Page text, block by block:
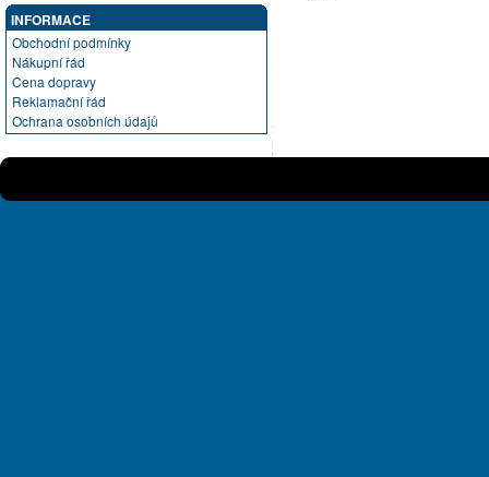
INFORMACE
Obchodní podmínky
Nákupní řád
Cena dopravy
Reklamační řád
Ochrana osobních údajů